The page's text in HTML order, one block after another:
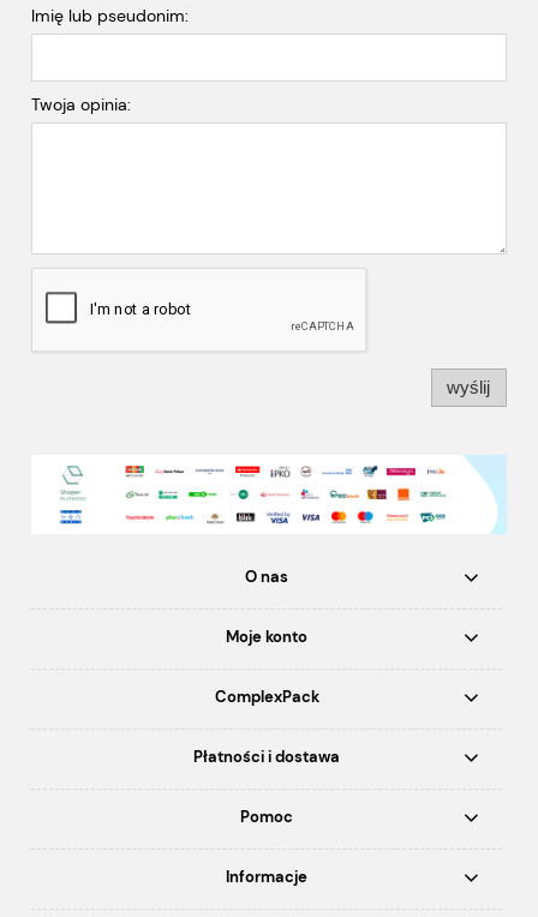
Imię lub pseudonim:
Twoja opinia:
wyślij
O nas
Moje konto
ComplexPack
Płatności i dostawa
Pomoc
Informacje